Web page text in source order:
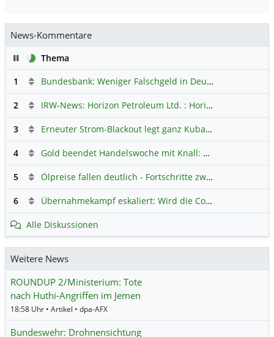
News-Kommentare
PauseThema
1
Bundesbank: Weniger Falschgeld in Deutschland
2 IRW-News: Horizon Petroleum Ltd. : Horizon Petroleum beginnt mit der Testförderung im Projekt Lachowice in Polen und schließt die Platzierung einer überzeichneten Wandelanleihe ab
3 Erneuter Strom-Blackout legt ganz Kuba lahm
4 Gold beendet Handelswoche mit Knall: Barrick Mining – Ist diese Aktie wieder ein Kauf?
5 Ölpreise fallen deutlich - Fortschritte zwischen USA und Iran belasten
6 Übernahmekampf eskaliert: Wird die Commerzbank italienisch?
Alle Diskussionen
Weitere News
ROUNDUP 2/Ministerium: Tote
nach Huthi-Angriffen im Jemen
18:58 Uhr • Artikel • dpa-AFX
Bundeswehr: Drohnensichtung